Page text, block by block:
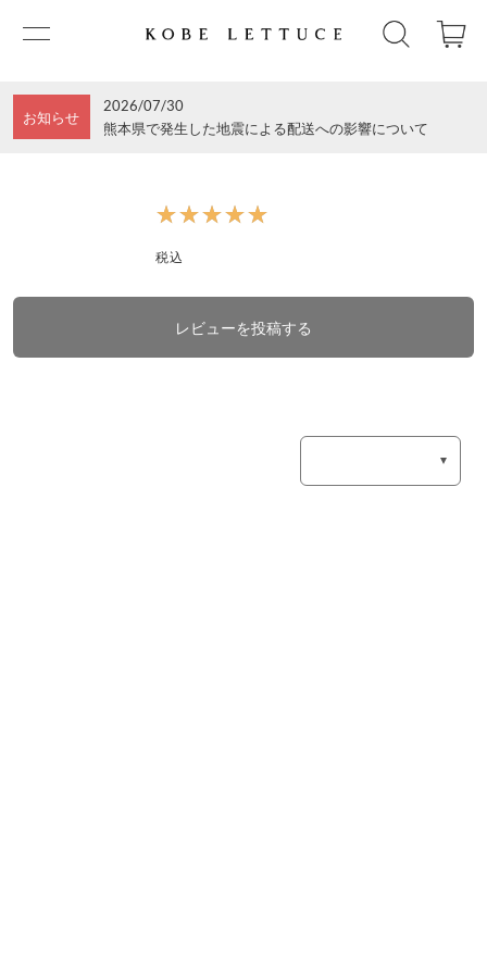
お知らせ
2026/07/30
熊本県で発生した地震による配送への影響について
★★★★★
★★★★★
税込
レビューを投稿する